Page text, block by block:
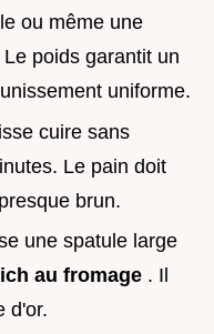
ou même une
poids garantit un
uniforme.
cuire sans
Le pain doit
brun.
une spatule large
au fromage . Il
d'or.